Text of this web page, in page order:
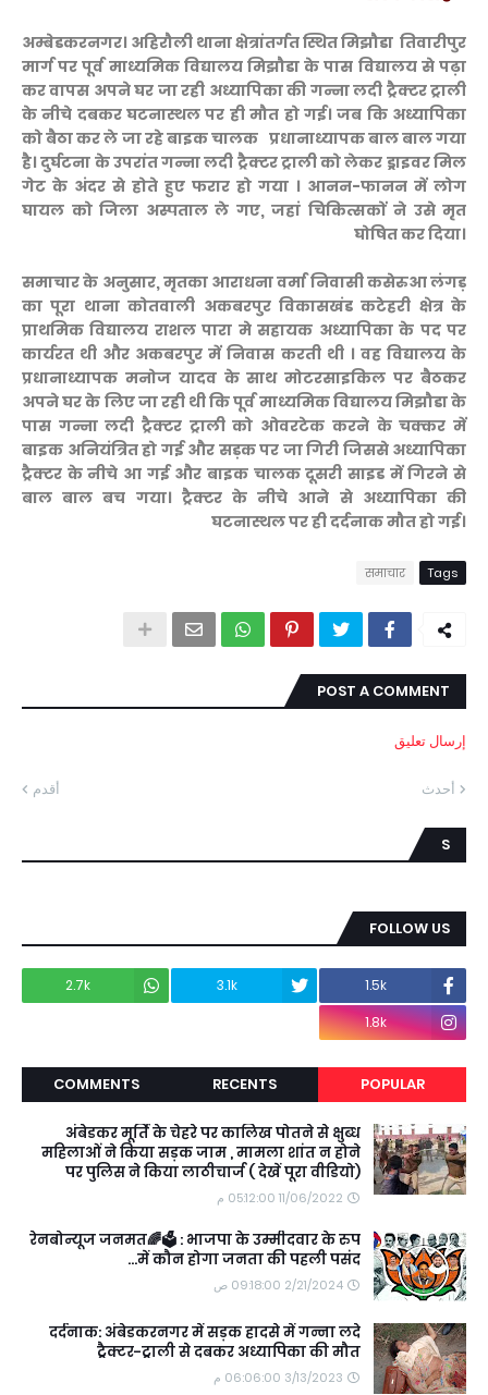
अम्बेडकरनगर। अहिरौली थाना क्षेत्रांतर्गत स्थित मिझौडा तिवारीपुर
मार्ग पर पूर्व माध्यमिक विद्यालय मिझौडा के पास विद्यालय से पढ़ा
कर वापस अपने घर जा रही अध्यापिका की गन्ना लदी ट्रैक्टर ट्राली
के नीचे दबकर घटनास्थल पर ही मौत हो गई। जब कि अध्यापिका
को बैठा कर ले जा रहे बाइक चालक प्रधानाध्यापक बाल बाल गया
है। दुर्घटना के उपरांत गन्ना लदी ट्रैक्टर ट्राली को लेकर ड्राइवर मिल
गेट के अंदर से होते हुए फरार हो गया । आनन-फानन में लोग
घायल को जिला अस्पताल ले गए, जहां चिकित्सकों ने उसे मृत
घोषित कर दिया।
समाचार के अनुसार, मृतका आराधना वर्मा निवासी कसेरुआ लंगड़
का पूरा थाना कोतवाली अकबरपुर विकासखंड कटेहरी क्षेत्र के
प्राथमिक विद्यालय राशल पारा मे सहायक अध्यापिका के पद पर
कार्यरत थी और अकबरपुर में निवास करती थी । वह विद्यालय के
प्रधानाध्यापक मनोज यादव के साथ मोटरसाइकिल पर बैठकर
अपने घर के लिए जा रही थी कि पूर्व माध्यमिक विद्यालय मिझौडा के
पास गन्ना लदी ट्रैक्टर ट्राली को ओवरटेक करने के चक्कर में
बाइक अनियंत्रित हो गई और सड़क पर जा गिरी जिससे अध्यापिका
ट्रैक्टर के नीचे आ गई और बाइक चालक दूसरी साइड में गिरने से
बाल बाल बच गया। ट्रैक्टर के नीचे आने से अध्यापिका की
घटनास्थल पर ही दर्दनाक मौत हो गई।
Tags
समाचार
POST A COMMENT
إرسال تعليق
أحدث أقدم
S
FOLLOW US
1.5k
3.1k
2.7k
1.8k
POPULAR
RECENTS
COMMENTS
अंबेडकर मूर्ति के चेहरे पर कालिख पोतने से क्षुब्ध
महिलाओं ने किया सड़क जाम , मामला शांत न होने
पर पुलिस ने किया लाठीचार्ज ( देखें पूरा वीडियो)
11/06/2022 05:12:00 م
रेनबोन्यूज जनमत🌈🗳️ : भाजपा के उम्मीदवार के रुप
में कौन होगा जनता की पहली पसंद...
2/21/2024 09:18:00 ص
दर्दनाक: अंबेडकरनगर में सड़क हादसे में गन्ना लदे
ट्रैक्टर-ट्राली से दबकर अध्यापिका की मौत
3/13/2023 06:06:00 م